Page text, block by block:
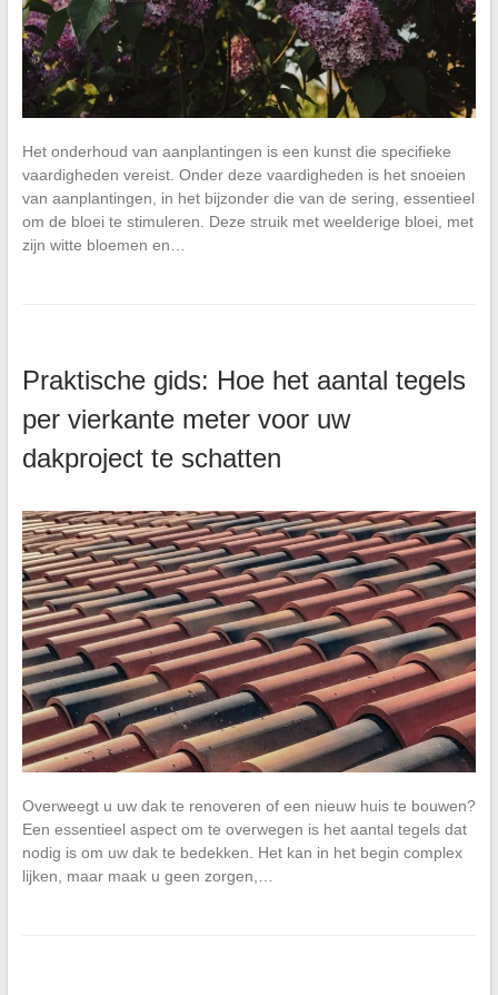
Het onderhoud van aanplantingen is een kunst die specifieke
vaardigheden vereist. Onder deze vaardigheden is het snoeien
van aanplantingen, in het bijzonder die van de sering, essentieel
om de bloei te stimuleren. Deze struik met weelderige bloei, met
zijn witte bloemen en…
Praktische gids: Hoe het aantal tegels
per vierkante meter voor uw
dakproject te schatten
Overweegt u uw dak te renoveren of een nieuw huis te bouwen?
Een essentieel aspect om te overwegen is het aantal tegels dat
nodig is om uw dak te bedekken. Het kan in het begin complex
lijken, maar maak u geen zorgen,…